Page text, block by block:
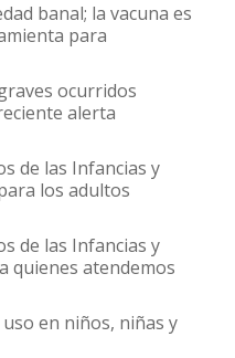
banal; la vacuna es
para
ocurridos
alerta
de las Infancias y
los adultos
de las Infancias y
quienes atendemos
en niños, niñas y